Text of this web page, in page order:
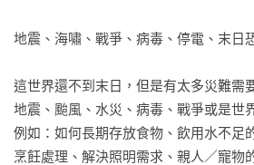
地震、海嘯、戰爭、病毒、停電、末日
這世界還不到末日，但是有太多災難需
地震、颱風、水災、病毒、戰爭或是世
例如：如何長期存放食物、飲用水不足
烹飪處理、解決照明需求、親人／寵物